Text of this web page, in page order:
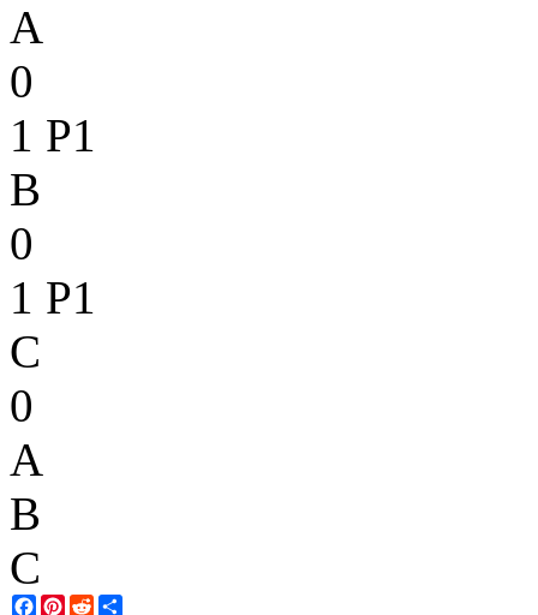
A
0
1 P1
B
0
1 P1
C
0
A
B
C
Facebook
Pinterest
Reddit